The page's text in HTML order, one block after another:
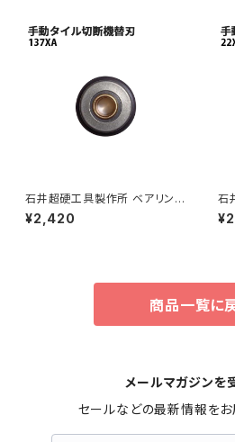
石井超硬工具製作所 ベアリング
内蔵超硬刃 137XA 手動タイル
切断機替刃
¥2,420
石
内
断
商品一覧に
メールマガジンを
セールなどの最新情報をお